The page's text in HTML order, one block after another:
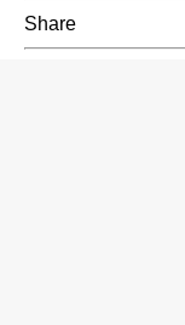
Share